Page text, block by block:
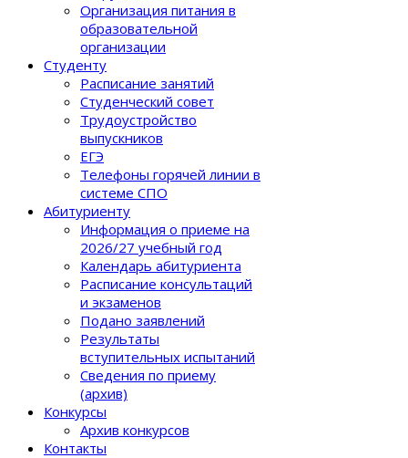
Организация питания в
образовательной
организации
Студенту
Расписание занятий
Студенческий совет
Трудоустройство
выпускников
ЕГЭ
Телефоны горячей линии в
системе СПО
Абитуриенту
Информация о приеме на
2026/27 учебный год
Календарь абитуриента
Расписание консультаций
и экзаменов
Подано заявлений
Результаты
вступительных испытаний
Сведения по приему
(архив)
Конкурсы
Архив конкурсов
Контакты